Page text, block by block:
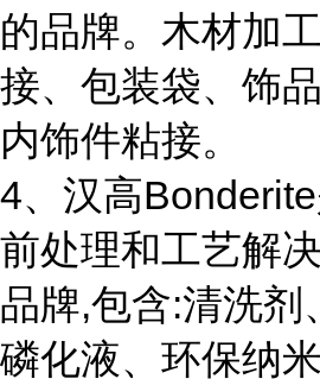
的品牌。木材加
接、包装袋、饰
内饰件粘接。
4、汉高
前处理和工艺解
品牌,包含:清洗剂
磷化液、环保纳